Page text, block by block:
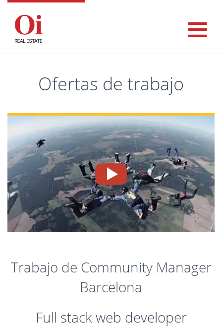
Ofertas de trabajo
Trabajo de Community Manager
Barcelona
Full stack web developer